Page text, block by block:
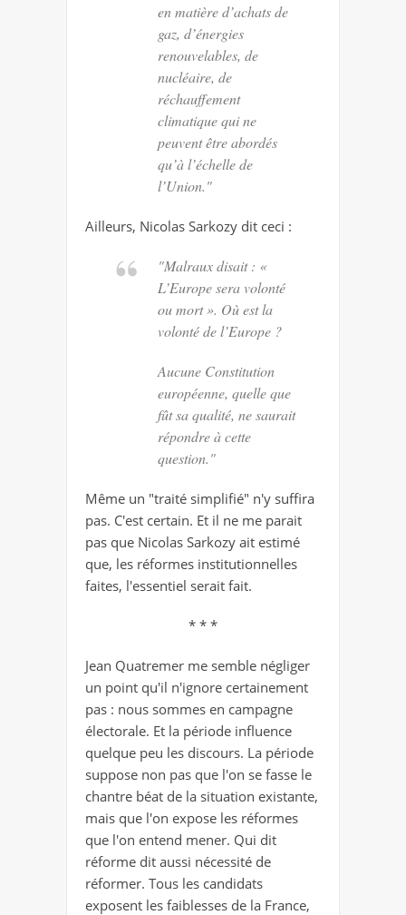
en matière d’achats de
gaz, d’énergies
renouvelables, de
nucléaire, de
réchauffement
climatique qui ne
peuvent être abordés
qu’à l’échelle de
l’Union."
Ailleurs, Nicolas Sarkozy dit ceci :
"Malraux disait : «
L’Europe sera volonté
ou mort ». Où est la
volonté de l’Europe ?
Aucune Constitution
européenne, quelle que
fût sa qualité, ne saurait
répondre à cette
question."
Même un "traité simplifié" n'y suffira
pas. C'est certain. Et il ne me parait
pas que Nicolas Sarkozy ait estimé
que, les réformes institutionnelles
faites, l'essentiel serait fait.
* * *
Jean Quatremer me semble négliger
un point qu'il n'ignore certainement
pas : nous sommes en campagne
électorale. Et la période influence
quelque peu les discours. La période
suppose non pas que l'on se fasse le
chantre béat de la situation existante,
mais que l'on expose les réformes
que l'on entend mener. Qui dit
réforme dit aussi nécessité de
réformer. Tous les candidats
exposent les faiblesses de la France,